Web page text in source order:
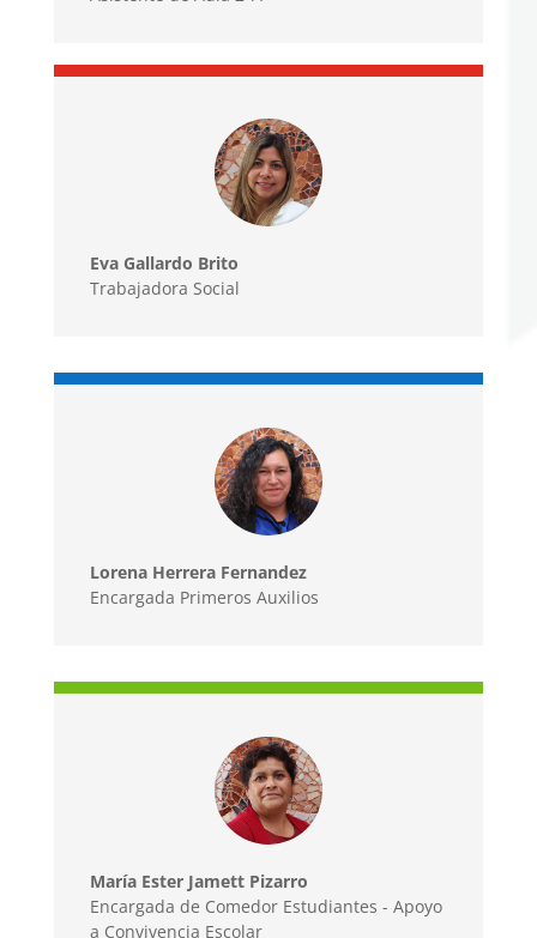
Eva Gallardo Brito
Trabajadora Social
Lorena Herrera Fernandez
Encargada Primeros Auxilios
María Ester Jamett Pizarro
Encargada de Comedor Estudiantes - Apoyo
a Convivencia Escolar